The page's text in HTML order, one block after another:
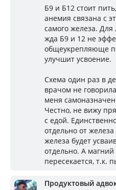
Б9 и Б12 стоит
анемия связана с
самого железа.
жда Б9 и 12 не
общеукрепляюще
улучшит усвоение.
Схема один раз в
врачом не
меня
Честно, не вижу
с едой.
отдельно от
железа будет
отдельно. А
пересекается, т.к.
Продуктовый